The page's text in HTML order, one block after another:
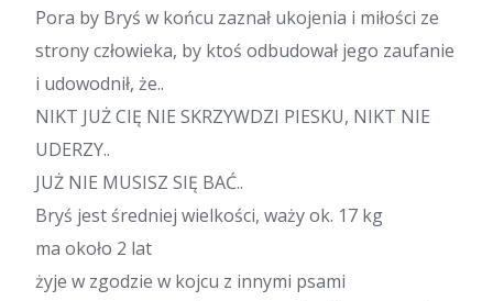
Pora by Bryś w końcu zaznał ukojenia i miłości ze
strony człowieka, by ktoś odbudował jego zaufanie
i udowodnił, że..
NIKT JUŻ CIĘ NIE SKRZYWDZI PIESKU, NIKT NIE
UDERZY..
JUŻ NIE MUSISZ SIĘ BAĆ..
Bryś jest średniej wielkości, waży ok. 17 kg
ma około 2 lat
żyje w zgodzie w kojcu z innymi psami